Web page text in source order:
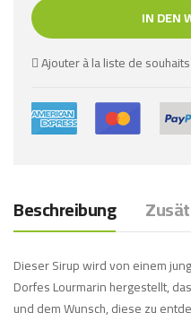
IN DEN
Ajouter à la liste de souhaits
Beschreibung
Dieser Sirup wird von einem
Dorfes Lourmarin hergestellt,
und dem Wunsch, diese zu